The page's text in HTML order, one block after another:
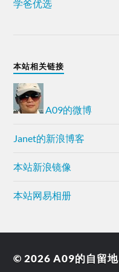
学爸优选
本站相关链接
A09的微博
Janet的新浪博客
本站新浪镜像
本站网易相册
© 2026A09的自留地